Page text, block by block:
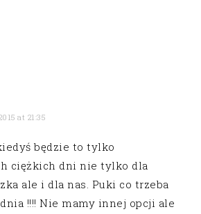
at 21:35
będzie to tylko
ciężkich dni nie tylko dla
ale i dla nas. Puki co trzeba
!!!! Nie mamy innej opcji ale